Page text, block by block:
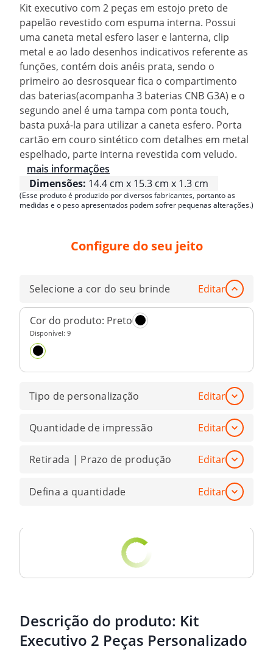
Kit executivo com 2 peças em estojo preto de
papelão revestido com espuma interna. Possui
uma caneta metal esfero laser e lanterna, clip
metal e ao lado desenhos indicativos referente as
funções, contém dois anéis prata, sendo o
primeiro ao desrosquear fica o compartimento
das baterias(acompanha 3 baterias CNB G3A) e o
segundo anel é uma tampa com ponta touch,
basta puxá-la para utilizar a caneta esfero. Porta
cartão em couro sintético com detalhes em metal
espelhado, parte interna revestida com veludo.
mais informações
Dimensões: 14.4 cm x 15.3 cm x 1.3 cm
(Esse produto é produzido por diversos fabricantes, portanto as
medidas e o peso apresentados podem sofrer pequenas alterações.)
Configure do seu jeito
Selecione a cor do seu brinde Editar
Cor do produto: Preto
Disponível: 9
Tipo de personalização Editar
Quantidade de impressão Editar
Retirada | Prazo de produção Editar
Defina a quantidade Editar
Descrição do produto: Kit
Executivo 2 Peças Personalizado